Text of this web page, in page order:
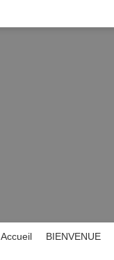
Accueil BIENVENUE